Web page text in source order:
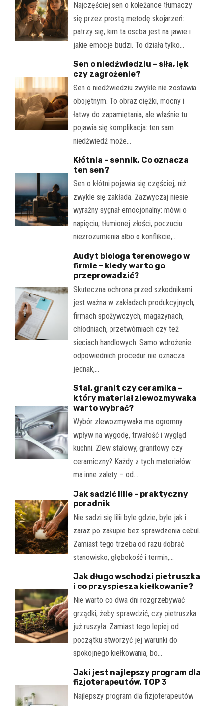
Najczęściej sen o koleżance tłumaczy
się przez prostą metodę skojarzeń:
patrzy się, kim ta osoba jest na jawie i
jakie emocje budzi. To działa tylko…
Sen o niedźwiedziu – siła, lęk
czy zagrożenie?
Sen o niedźwiedziu zwykle nie zostawia
obojętnym. To obraz ciężki, mocny i
łatwy do zapamiętania, ale właśnie tu
pojawia się komplikacja: ten sam
niedźwiedź może…
Kłótnia – sennik. Co oznacza
ten sen?
Sen o kłótni pojawia się częściej, niż
zwykle się zakłada. Zazwyczaj niesie
wyraźny sygnał emocjonalny: mówi o
napięciu, tłumionej złości, poczuciu
niezrozumienia albo o konflikcie,…
Audyt biologa terenowego w
firmie – kiedy warto go
przeprowadzić?
Skuteczna ochrona przed szkodnikami
jest ważna w zakładach produkcyjnych,
firmach spożywczych, magazynach,
chłodniach, przetwórniach czy też
sieciach handlowych. Samo wdrożenie
odpowiednich procedur nie oznacza
jednak,…
Stal, granit czy ceramika –
który materiał zlewozmywaka
warto wybrać?
Wybór zlewozmywaka ma ogromny
wpływ na wygodę, trwałość i wygląd
kuchni. Zlew stalowy, granitowy czy
ceramiczny? Każdy z tych materiałów
ma inne zalety – od…
Jak sadzić lilie – praktyczny
poradnik
Nie sadzi się lilii byle gdzie, byle jak i
zaraz po zakupie bez sprawdzenia cebul.
Zamiast tego trzeba od razu dobrać
stanowisko, głębokość i termin,…
Jak długo wschodzi pietruszka
i co przyspiesza kiełkowanie?
Nie warto co dwa dni rozgrzebywać
grządki, żeby sprawdzić, czy pietruszka
już ruszyła. Zamiast tego lepiej od
początku stworzyć jej warunki do
spokojnego kiełkowania, bo…
Jaki jest najlepszy program dla
fizjoterapeutów. TOP 3
Najlepszy program dla fizjoterapeutów